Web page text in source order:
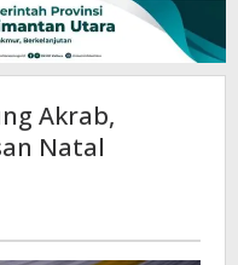
Akrab,
Natal